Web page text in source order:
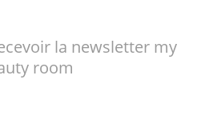
la newsletter my
room